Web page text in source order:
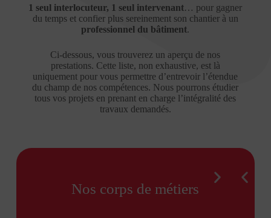
1 seul interlocuteur, 1 seul intervenant… pour gagner
du temps et confier plus sereinement son chantier à un
professionnel du bâtiment.
Ci-dessous, vous trouverez un aperçu de nos
prestations. Cette liste, non exhaustive, est là
uniquement pour vous permettre d’entrevoir l’étendue
du champ de nos compétences. Nous pourrons étudier
tous vos projets en prenant en charge l’intégralité des
travaux demandés.
Nos corps de métiers